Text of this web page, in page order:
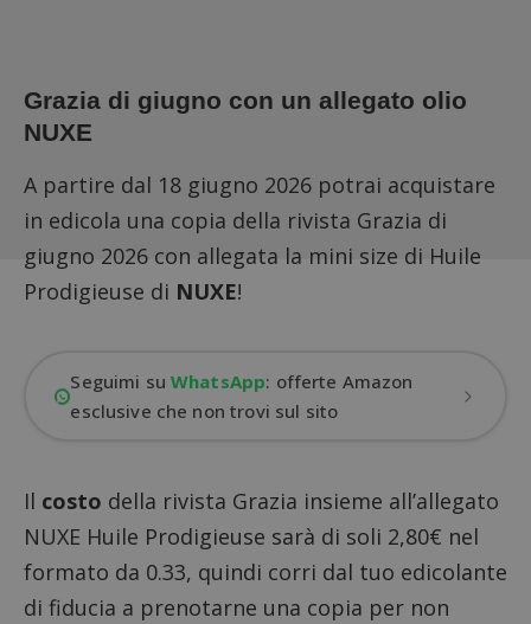
Grazia di giugno con un allegato olio
NUXE
A partire dal 18 giugno 2026 potrai acquistare
in edicola una copia della rivista Grazia di
giugno 2026 con allegata la mini size di Huile
Prodigieuse di NUXE!
Seguimi suWhatsApp: offerte Amazon
esclusive che non trovi sul sito
Il costo della rivista Grazia insieme all’allegato
NUXE Huile Prodigieuse sarà di soli 2,80€ nel
formato da 0.33, quindi corri dal tuo edicolante
di fiducia a prenotarne una copia per non